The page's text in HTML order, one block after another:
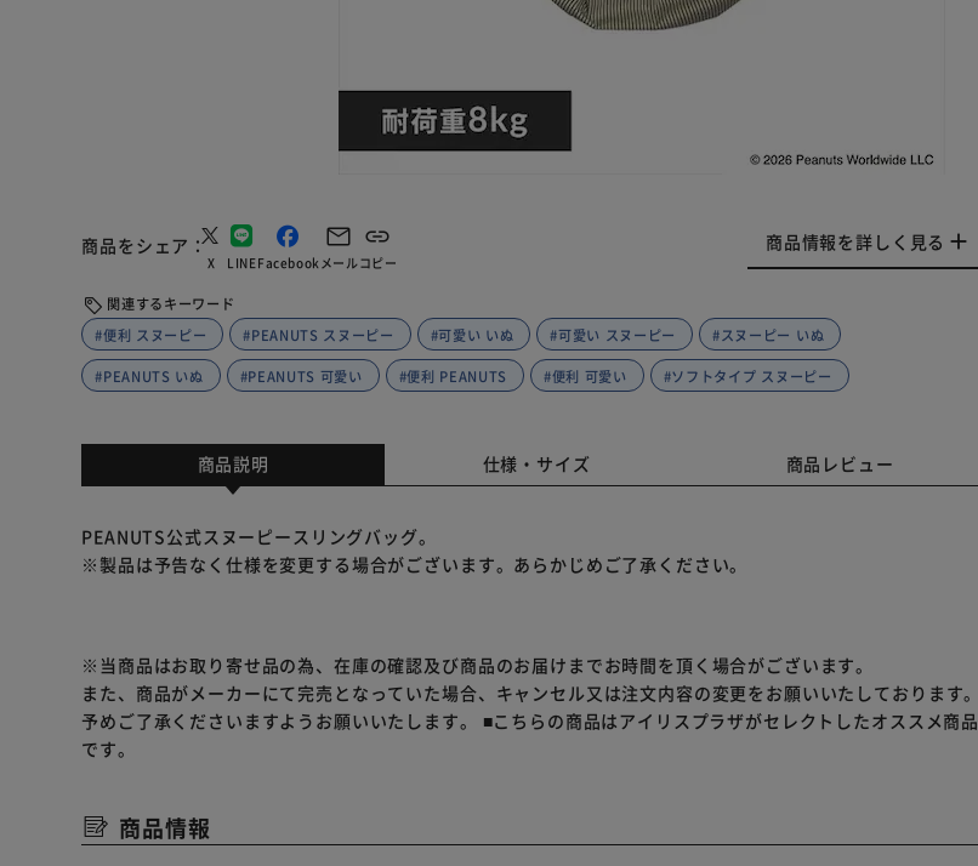
商品をシェア
X LINEFacebookメールコピー
商品情報を詳しく見る
関連するキーワード
#便利 スヌーピー
#PEANUTS スヌーピー #可愛い いぬ #可愛い スヌーピー #スヌーピー いぬ
#PEANUTS いぬ #PEANUTS 可愛い #便利 PEANUTS #便利 可愛い #ソフトタイプ スヌーピー
商品説明 仕様・サイズ 商品レビュー
PEANUTS公式スヌーピースリングバッグ。
※製品は予告なく仕様を変更する場合がございます。あらかじめご了承ください。
※当商品はお取り寄せ品の為、在庫の確認及び商品のお届けまでお時間を頂く場合がございます。
また、商品がメーカーにて完売となっていた場合、キャンセル又は注文内容の変更をお願いいたしております。
予めご了承くださいますようお願いいたします。 ■こちらの商品はアイリスプラザがセレクトしたオススメ商品
です。
商品情報